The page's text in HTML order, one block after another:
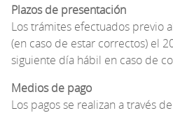
Plazos de presentación
Los trámites efectuados previo
(en caso de estar correctos) el
siguiente día hábil en caso de
Medios de pago
Los pagos se realizan a través